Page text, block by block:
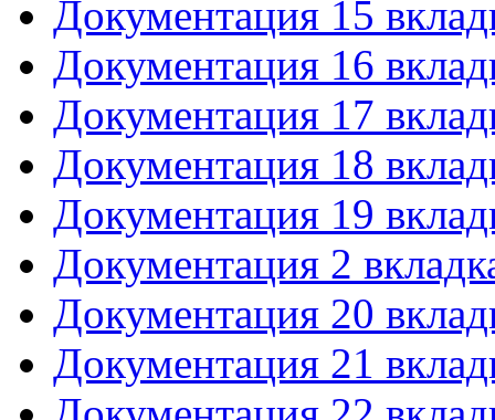
Документация 15
Документация 16
Документация 17
Документация 18
Документация 19
Документация 2
Документация 20
Документация 21